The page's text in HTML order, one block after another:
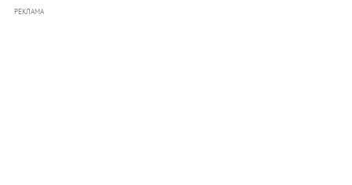
РЕКЛАМА